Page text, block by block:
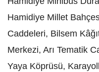
Hamidiye Millet
Caddeleri, Bilsem
Merkezi, Arı Tematik
Yaya Köprüsü,